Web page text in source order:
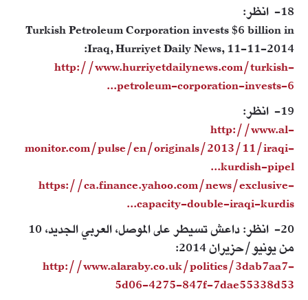
18- انظر:
Turkish Petroleum Corporation invests $6 billion in
Iraq, Hurriyet Daily News, 11-11-2014:
http://www.hurriyetdailynews.com/turkish-
petroleum-corporation-invests-6...
19- انظر:
http://www.al-
monitor.com/pulse/en/originals/2013/11/iraqi-
kurdish-pipel...
https://ca.finance.yahoo.com/news/exclusive-
capacity-double-iraqi-kurdis...
20- انظر: داعش تسيطر على الموصل، العربي الجديد، 10
من يونيو/حزيران 2014:
http://www.alaraby.co.uk/politics/3dab7aa7-
5d06-4275-847f-7dae55338d53